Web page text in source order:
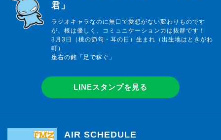
君」
ラジオキャラなのに無口で愛想がない変わりものです
が、根は優しく、コミュニケーション力は抜群です！
3月3日（桃の節句・耳の日）生まれ（出生地はときがわ
町）
座右の銘「足で稼ぐ」
LINEスタンプを見る
AIR SCHEDULE